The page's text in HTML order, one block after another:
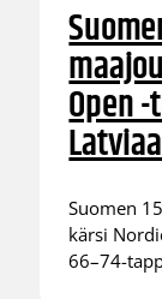
Open
Suomen
kärsi
66–74-